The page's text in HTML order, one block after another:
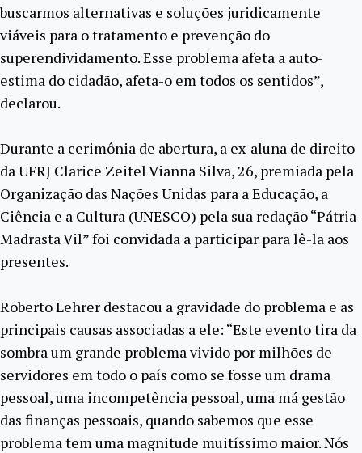
buscarmos alternativas e soluções juridicamente
viáveis para o tratamento e prevenção do
superendividamento. Esse problema afeta a auto-
estima do cidadão, afeta-o em todos os sentidos”,
declarou.
Durante a cerimônia de abertura, a ex-aluna de direito
da UFRJ Clarice Zeitel Vianna Silva, 26, premiada pela
Organização das Nações Unidas para a Educação, a
Ciência e a Cultura (UNESCO) pela sua redação “Pátria
Madrasta Vil” foi convidada a participar para lê-la aos
presentes.
Roberto Lehrer destacou a gravidade do problema e as
principais causas associadas a ele: “Este evento tira da
sombra um grande problema vivido por milhões de
servidores em todo o país como se fosse um drama
pessoal, uma incompetência pessoal, uma má gestão
das finanças pessoais, quando sabemos que esse
problema tem uma magnitude muitíssimo maior. Nós